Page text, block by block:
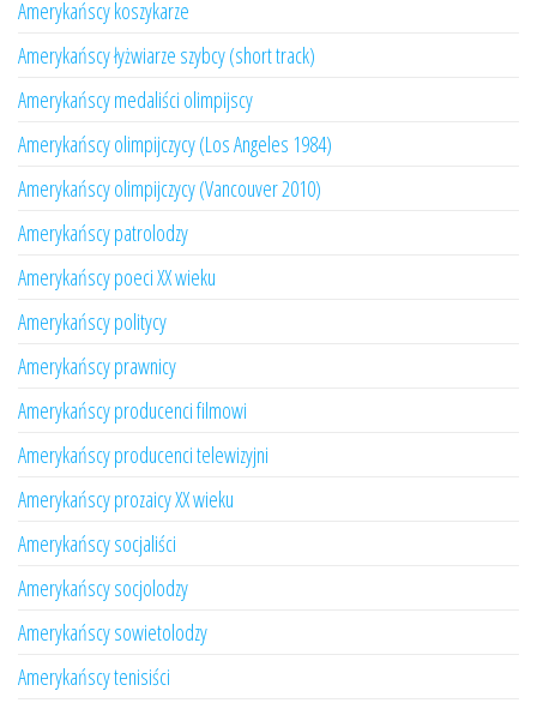
Amerykańscy koszykarze
Amerykańscy łyżwiarze szybcy (short track)
Amerykańscy medaliści olimpijscy
Amerykańscy olimpijczycy (Los Angeles 1984)
Amerykańscy olimpijczycy (Vancouver 2010)
Amerykańscy patrolodzy
Amerykańscy poeci XX wieku
Amerykańscy politycy
Amerykańscy prawnicy
Amerykańscy producenci filmowi
Amerykańscy producenci telewizyjni
Amerykańscy prozaicy XX wieku
Amerykańscy socjaliści
Amerykańscy socjolodzy
Amerykańscy sowietolodzy
Amerykańscy tenisiści